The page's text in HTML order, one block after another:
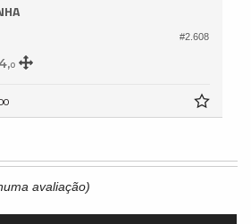
#2.608
0
avaliação)